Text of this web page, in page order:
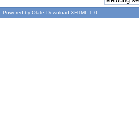
Powered by Olate Download XHTML 1.0